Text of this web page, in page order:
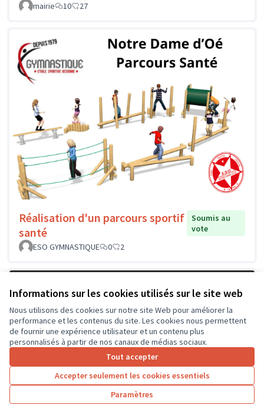
Informations sur les cookies utilisés sur le site web
Nous utilisons des cookies sur notre site Web pour améliorer la
performance et les contenus du site. Les cookies nous permettent
de fournir une expérience utilisateur et un contenu plus
personnalisés à partir de nos canaux de médias sociaux.
Tout accepter
Accepter seulement les cookies essentiels
Paramètres
mairie
10 27
Réalisation d'un parcours sportif
santé
Soumis au
vote
ESO GYMNASTIQUE
0 2